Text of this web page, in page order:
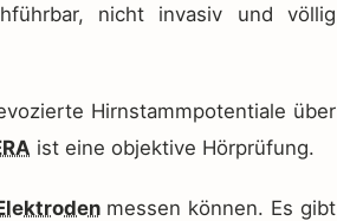
nicht invasiv und völlig
Hirnstammpotentiale über
ist eine objektive Hörprüfung.
messen können. Es gibt